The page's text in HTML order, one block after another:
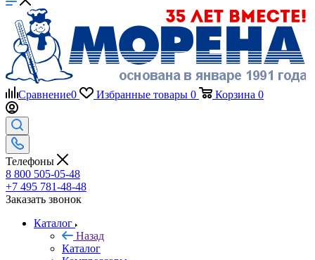
Сравнение0 Избранные товары 0 Корзина 0
Телефоны
8 800 505-05-48
+7 495 781-48-48
Заказать звонок
Каталог
Назад
Каталог